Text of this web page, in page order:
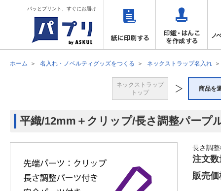
パッとプリント、すぐにお届け
ホーム 名入れ・ノベルティグッズをつくる ネックストラップ名入れ
ネックストラップ
トップ
商品を
平織/12mm＋クリップ/長さ調整パープ
長さ調
注文数
販売価